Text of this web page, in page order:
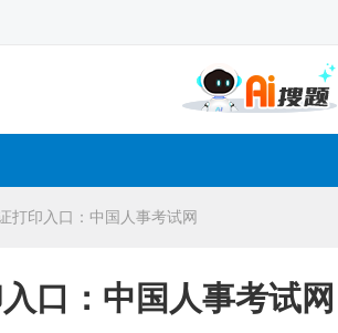
打印入口：中国人事考试网
口：中国人事考试网